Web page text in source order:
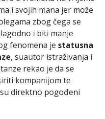
i svojih mana jer može
zbog čega se
i biti manje
fenomena je statusna
, suautor istraživanja i
rekao je da se
kompanijom te
direktno pogođeni